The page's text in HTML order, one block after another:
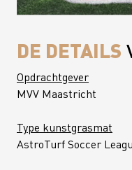
DE DETAILS
Opdrachtgever
MVV Maastricht
Type kunstgrasmat
AstroTurf Soccer